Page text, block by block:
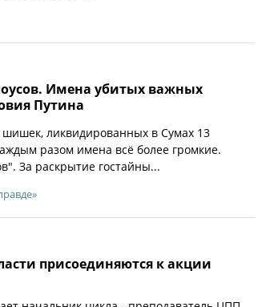
Имена убитых важных
Путина
ликвидированных в Сумах 13
разом имена всё более громкие.
За раскрытие гостайны...
присоединяются к акции